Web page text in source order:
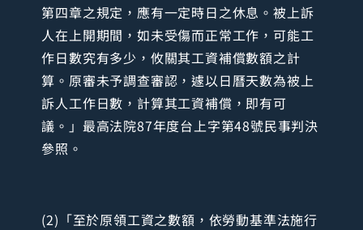
第四章之規定，應有一定時日之休息。被上訴
人在上開期間，如未受傷而正常工作，可能工
作日數究有多少，攸關其工資補償數額之計
算。原審未予調查審認，遽以日曆天數為被上
訴人工作日數，計算其工資補償，即有可
議。」最高法院87年度台上字第48號民事判決
參照。
(2)「至於原領工資之數額，依勞動基準法施行